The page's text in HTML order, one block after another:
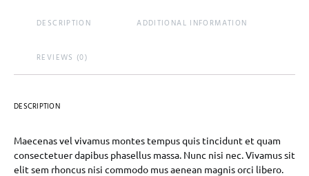
DESCRIPTION ADDITIONAL INFORMATION
REVIEWS (0)
DESCRIPTION
Maecenas vel vivamus montes tempus quis tincidunt et quam
consectetuer dapibus phasellus massa. Nunc nisi nec. Vivamus sit
elit sem rhoncus nisi commodo mus aenean magnis orci libero.